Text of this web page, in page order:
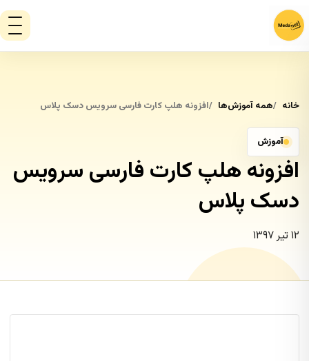
خانه همه آموزش‌ها افزونه هلپ کارت فارسی سرویس دسک پلاس
آموزش
افزونه هلپ کارت فارسی سرویس
دسک پلاس
۱۲ تیر ۱۳۹۷